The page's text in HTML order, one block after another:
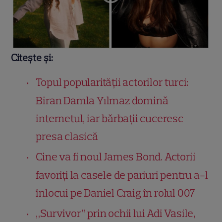
Citește și:
Topul popularității actorilor turci:
Biran Damla Yılmaz domină
internetul, iar bărbații cuceresc
presa clasică
Cine va fi noul James Bond. Actorii
favoriți la casele de pariuri pentru a-l
înlocui pe Daniel Craig în rolul 007
„Survivor” prin ochii lui Adi Vasile,